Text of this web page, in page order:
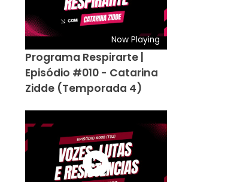
Now Playing
Programa Respirarte |
Episódio #010 - Catarina
Zidde (Temporada 4)